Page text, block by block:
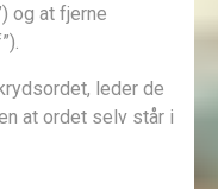
og at fjerne
leder de
at ordet selv står i